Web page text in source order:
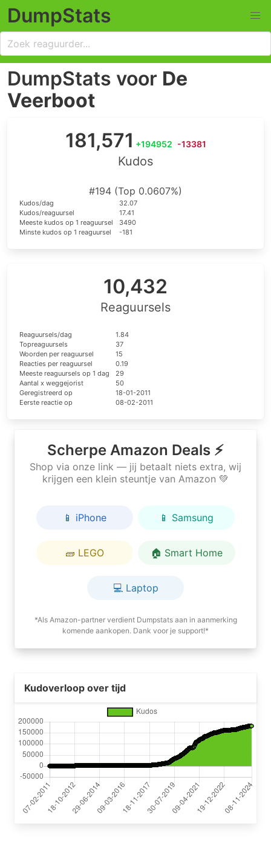
DumpStats
DumpStats voor De
Veerboot
181,571 +194952 -13381
Kudos
#194 (Top 0.0607%)
Kudos/dag
32.07
Kudos/reaguursel
17.41
Meeste kudos op 1 reaguursel
3490
Minste kudos op 1 reaguursel
-181
10,432
Reaguursels
Reaguursels/dag
1.84
Topreaguursels
37
Woorden per reaguursel
15
Reacties per reaguursel
0.19
Meeste reaguursels op 1 dag
29
Aantal x weggejorist
50
Geregistreerd op
18-01-2011
Eerste reactie op
08-02-2011
Scherpe Amazon Deals ⚡
Shop via onze link — jij betaalt niets extra, wij
krijgen een klein steuntje van Amazon 💚
📱 iPhone 📱 Samsung
🧱 LEGO 🏠 Smart Home
💻 Laptop
*Als Amazon-partner verdient Dumpstats aan in aanmerking
komende aankopen. Dank voor je support!*
Kudoverloop over tijd